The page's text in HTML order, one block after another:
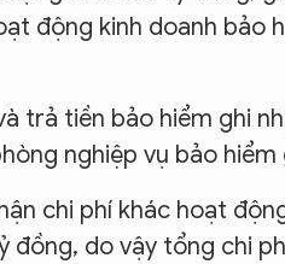
động kinh doanh bảo
trả tiền bảo hiểm ghi
nghiệp vụ bảo hiểm
chi phí khác hoạt
đồng, do vậy tổng chi